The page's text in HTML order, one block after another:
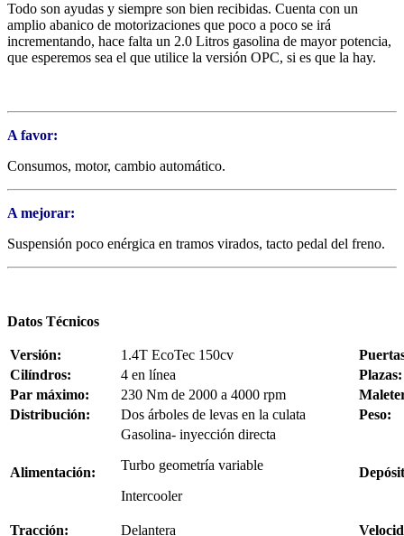
Todo son ayudas y siempre son bien recibidas. Cuenta con un
amplio abanico de motorizaciones que poco a poco se irá
incrementando, hace falta un 2.0 Litros gasolina de mayor potencia,
que esperemos sea el que utilice la versión OPC, si es que la hay.
A favor:
Consumos, motor, cambio automático.
A mejorar:
Suspensión poco enérgica en tramos virados, tacto pedal del freno.
Datos Técnicos
Versión: 1.4T EcoTec 150cv
Cilíndros:
4 en línea
Plazas:
Par máximo:
230 Nm de 2000 a 4000 rpm
Distribución:
Dos árboles de levas en la culata Peso:
Alimentación:
Gasolina- inyección directa
Turbo geometría variable
Intercooler
Tracción: Delantera